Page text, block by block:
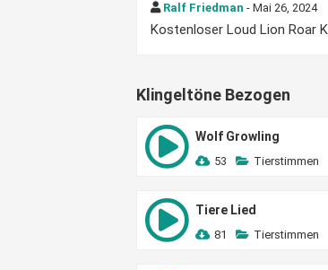
Ralf Friedman - Mai 26, 2024
Kostenloser Loud Lion Roar
Klingeltöne Bezogen
Wolf Growling
53 Tierstimmen
Tiere Lied
81 Tierstimmen